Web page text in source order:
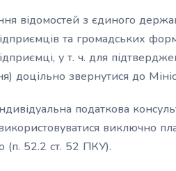
відомостей з єдиного
та громадських
у т. ч. для
доцільно звернутися до
податкова
виключно
(п. 52.2 ст. 52 ПКУ).